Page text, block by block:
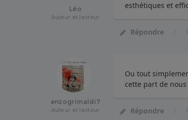
Léo
Auteur et lecteur
esthétiques et
Répondre
enzogrimaldi7
Auteur et lecteur
Ou tout
cette part de
Répondre